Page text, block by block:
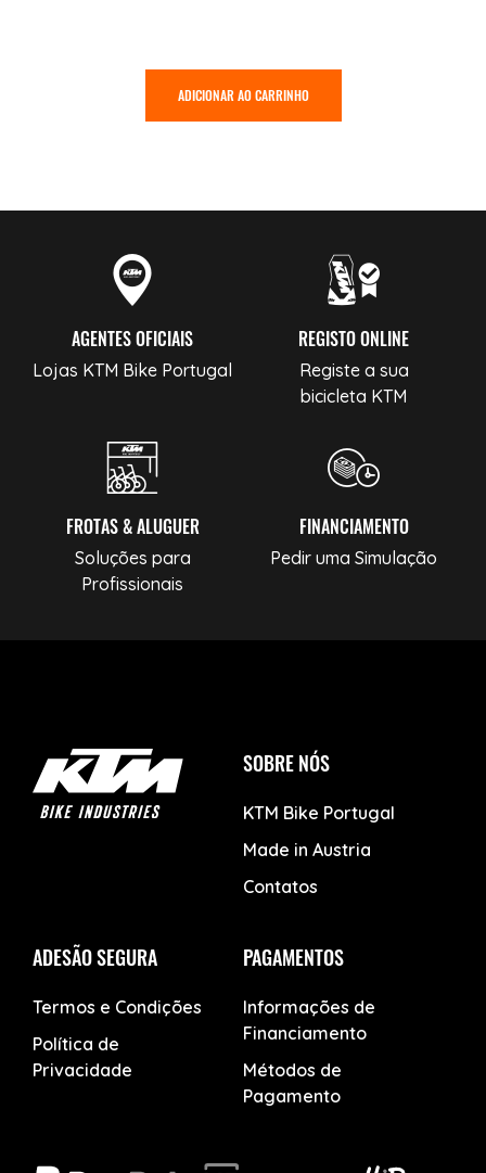
ADICIONAR AO CARRINHO
AGENTES OFICIAIS
Lojas KTM Bike Portugal
REGISTO ONLINE
Registe a sua
bicicleta KTM
FROTAS & ALUGUER
Soluções para
Profissionais
FINANCIAMENTO
Pedir uma Simulação
SOBRE NÓS
KTM Bike Portugal
Made in Austria
Contatos
ADESÃO SEGURA
Termos e Condições
Política de
Privacidade
PAGAMENTOS
Informações de
Financiamento
Métodos de
Pagamento